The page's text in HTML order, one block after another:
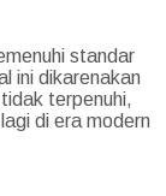
standar
ini dikarenakan
terpenuhi,
di era modern